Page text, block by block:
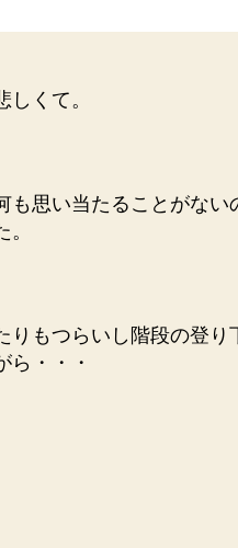
が
治
っ
た
へ
の
しくて。
も思い当たることがない
りもつらいし階段の登り
ら・・・